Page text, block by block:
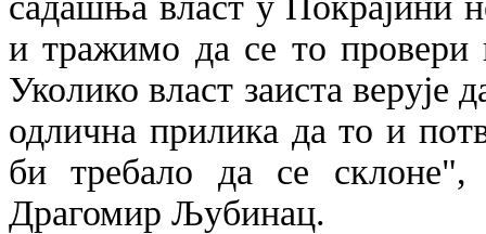
и тражимо да се то провери
Уколико власт заиста
одлична прилика да то и
би требало да се склоне",
Драгомир Љубинац.